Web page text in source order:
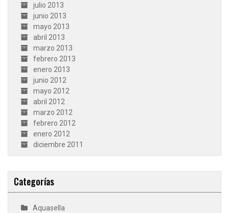
julio 2013
junio 2013
mayo 2013
abril 2013
marzo 2013
febrero 2013
enero 2013
junio 2012
mayo 2012
abril 2012
marzo 2012
febrero 2012
enero 2012
diciembre 2011
Categorías
Aquasella